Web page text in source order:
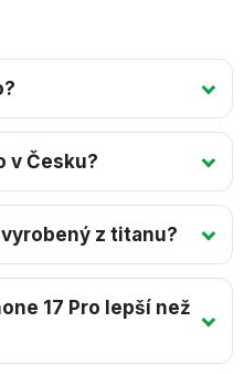
v Česku?
z titanu?
17 Pro lepší než